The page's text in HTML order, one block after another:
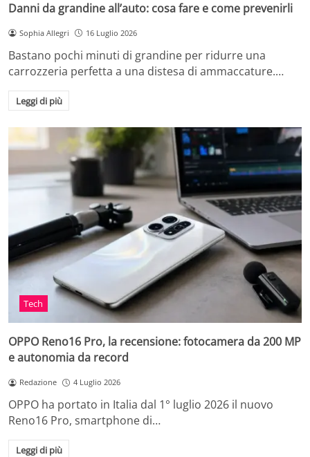
Danni da grandine all’auto: cosa fare e come prevenirli
Sophia Allegri 16 Luglio 2026
Bastano pochi minuti di grandine per ridurre una
carrozzeria perfetta a una distesa di ammaccature.…
Leggi di più
Tech
OPPO Reno16 Pro, la recensione: fotocamera da 200 MP
e autonomia da record
Redazione 4 Luglio 2026
OPPO ha portato in Italia dal 1° luglio 2026 il nuovo
Reno16 Pro, smartphone di…
Leggi di più